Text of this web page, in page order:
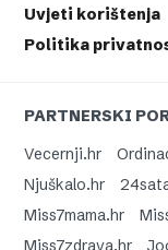
Uvjeti korištenja
Politika
PARTNERSKI
Vecernji.hr
Njuškalo.hr
Miss7mama.hr